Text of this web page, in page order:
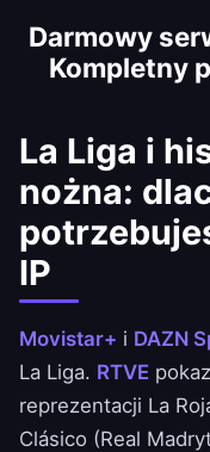
reprezentacji
hiszpańskim IP.
derbi z
Darmowy
Kompletny
La Liga i
nożna:
IP
Movistar+ i DAZN
La Liga. RTVE
reprezentacji La
Clásico (Real